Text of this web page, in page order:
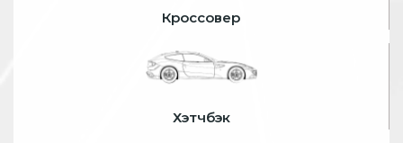
Кроссовер
Хэтчбэк